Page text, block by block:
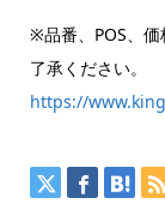
※品番、POS、
了承ください。
https://